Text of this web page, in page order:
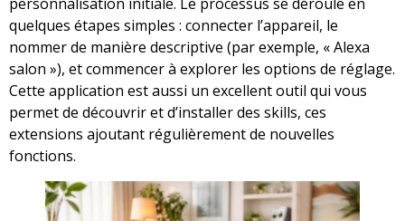
personnalisation initiale. Le processus se déroule en
quelques étapes simples : connecter l’appareil, le
nommer de manière descriptive (par exemple, « Alexa
salon »), et commencer à explorer les options de réglage.
Cette application est aussi un excellent outil qui vous
permet de découvrir et d’installer des skills, ces
extensions ajoutant régulièrement de nouvelles
fonctions.